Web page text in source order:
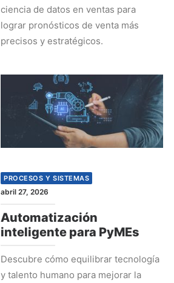
ciencia de datos en ventas para
lograr pronósticos de venta más
precisos y estratégicos.
PROCESOS Y SISTEMAS
abril 27, 2026
Automatización
inteligente para PyMEs
Descubre cómo equilibrar tecnología
y talento humano para mejorar la